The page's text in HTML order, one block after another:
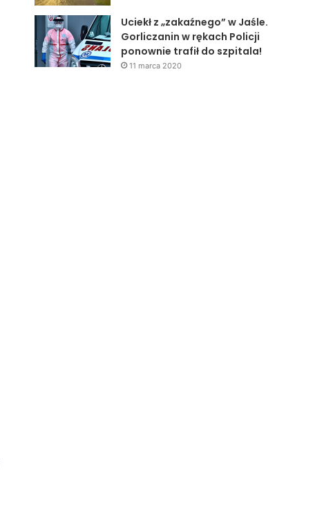
Uciekł z „zakaźnego” w Jaśle.
Gorliczanin w rękach Policji
ponownie trafił do szpitala!
11 marca 2020